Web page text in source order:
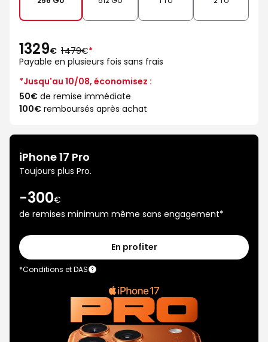
1329€ au
lieu
de
1 479€*
Payable en plusieurs fois sans frais
*Jusqu'au 10/08, économisez :
50€ de remise immédiate
100€ remboursés après achat
iPhone 17 Pro
Toujours plus Pro.
-300€
-300€
de remises minimum même sans engagement*
En profiter
*Conditions et DAS